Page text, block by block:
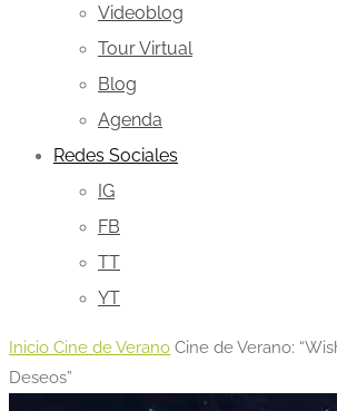
Videoblog
Tour Virtual
Blog
Agenda
Redes Sociales
IG
FB
TT
YT
Inicio Cine de Verano Cine de Verano:
Deseos”